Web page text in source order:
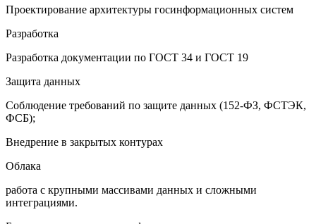
Проектирование архитектуры госинформационных систем
Разработка
Разработка документации по ГОСТ 34 и ГОСТ 19
Защита данных
Соблюдение требований по защите данных (152-ФЗ, ФСТЭК,
ФСБ);
Внедрение в закрытых контурах
Облака
работа с крупными массивами данных и сложными
интеграциями.